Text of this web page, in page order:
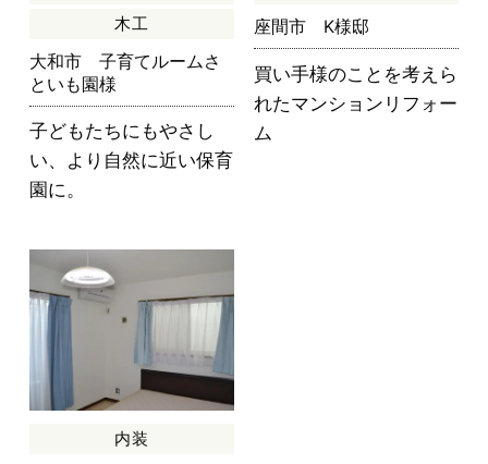
木工
大和市 子育てルームさ
といも園様
子どもたちにもやさし
い、より自然に近い保育
園に。
座間市 K様邸
買い手様のことを考えら
れたマンションリフォー
ム
内装